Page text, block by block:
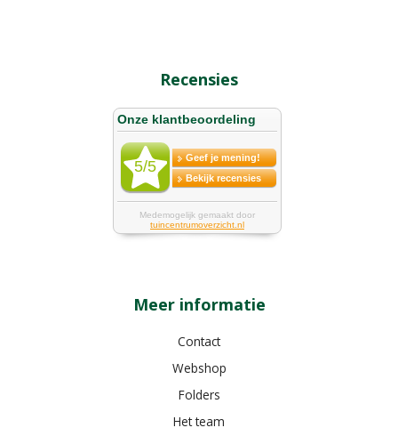
Recensies
Meer informatie
Contact
Webshop
Folders
Het team